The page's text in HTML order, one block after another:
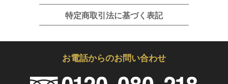
特定商取引法に基づく表記
お電話からのお問い合わせ